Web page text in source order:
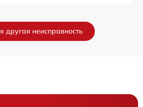
другая неисправность